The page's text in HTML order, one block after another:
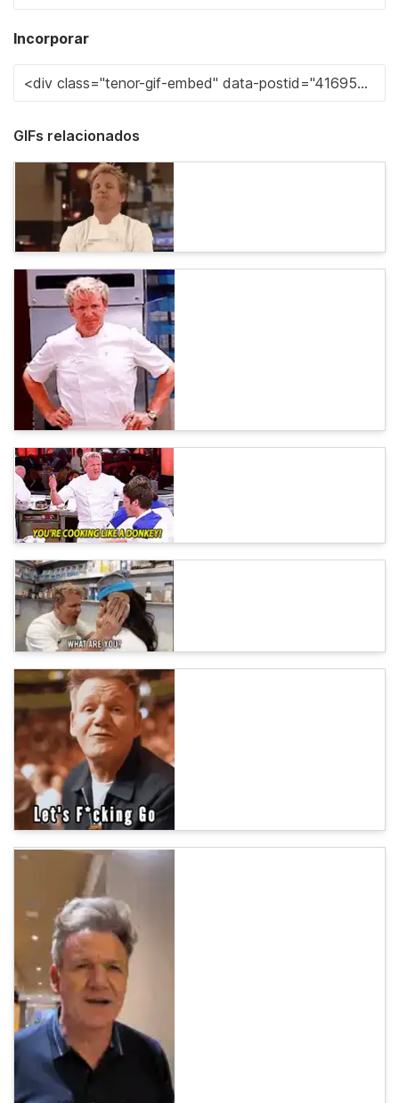
Incorporar
GIFs relacionados